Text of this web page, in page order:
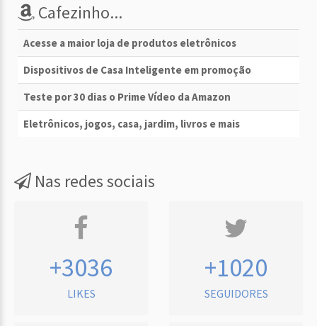
Cafezinho...
Acesse a maior loja de produtos eletrônicos
Dispositivos de Casa Inteligente em promoção
Teste por 30 dias o Prime Vídeo da Amazon
Eletrônicos, jogos, casa, jardim, livros e mais
Nas redes sociais
+3036
LIKES
+1020
SEGUIDORES